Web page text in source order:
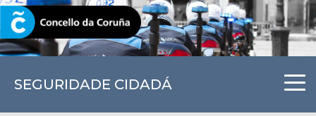
SEGURIDADE CIDADÁ
CORUNA.GAL